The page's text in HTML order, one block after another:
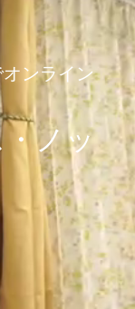
オンライン
ノッ